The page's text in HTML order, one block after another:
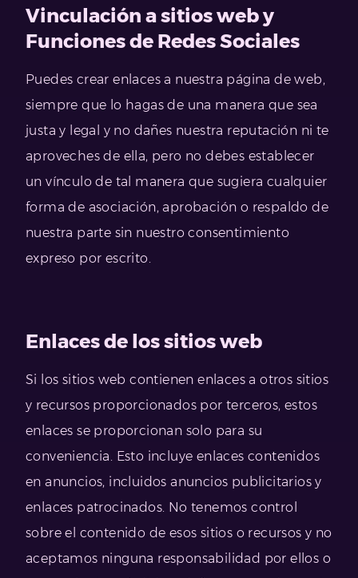
Vinculación a sitios web y
Funciones de Redes Sociales
Puedes crear enlaces a nuestra página de web,
siempre que lo hagas de una manera que sea
justa y legal y no dañes nuestra reputación ni te
aproveches de ella, pero no debes establecer
un vínculo de tal manera que sugiera cualquier
forma de asociación, aprobación o respaldo de
nuestra parte sin nuestro consentimiento
expreso por escrito.
Enlaces de los sitios web
Si los sitios web contienen enlaces a otros sitios
y recursos proporcionados por terceros, estos
enlaces se proporcionan solo para su
conveniencia. Esto incluye enlaces contenidos
en anuncios, incluidos anuncios publicitarios y
enlaces patrocinados. No tenemos control
sobre el contenido de esos sitios o recursos y no
aceptamos ninguna responsabilidad por ellos o